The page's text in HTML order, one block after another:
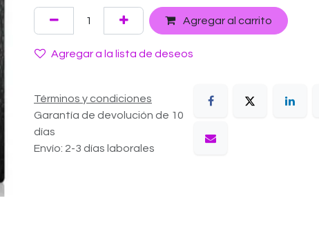
Agregar al carrito
Agregar a la lista de deseos
Términos y condiciones
Garantía de devolución de 10
días
Envío: 2-3 días laborales